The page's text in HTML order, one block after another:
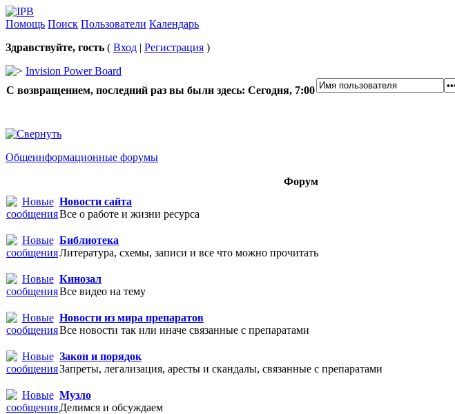
Помощь Поиск Пользователи Календарь
Здравствуйте, гость ( Вход | Регистрация )
Invision Power Board
С возвращением, последний раз вы были здесь: Сегодня, 7:00
Общеинформационные форумы
Форум
Новости сайта
Все о работе и жизни ресурса
Библиотека
Литература, схемы, записи и все что можно прочитать
Кинозал
Все видео на тему
Новости из мира препаратов
Все новости так или иначе связанные с препаратами
Закон и порядок
Запреты, легализация, аресты и скандалы, связанные с препаратами
Музло
Делимся и обсуждаем